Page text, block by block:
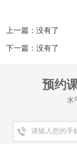
上一篇：没有了
下一篇：没有了
预约
水